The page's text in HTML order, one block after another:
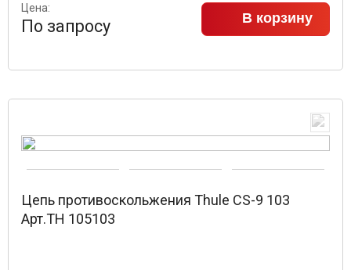
Цена:
По запросу В корзину
Цепь противоскольжения Thule CS-9 103
Арт.TH 105103